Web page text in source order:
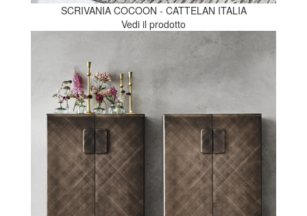
SCRIVANIA COCOON - CATTELAN ITALIA
Vedi il prodotto